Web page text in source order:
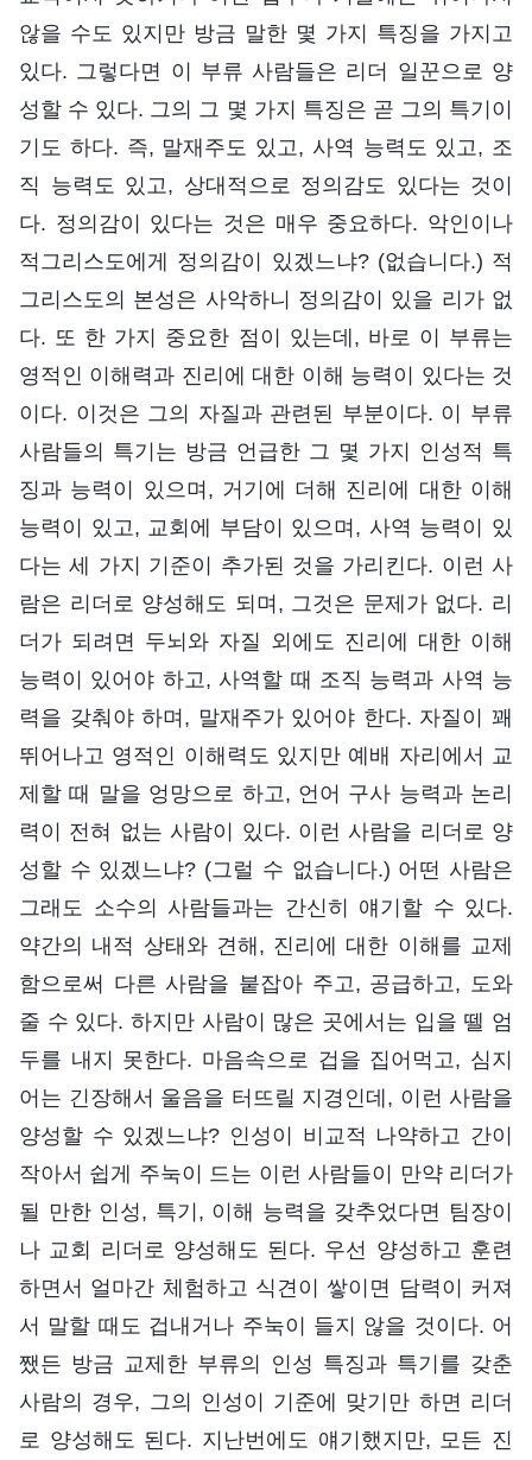
않을 수도 있지만 방금 말한 몇 가지 특징을 가지고
있다. 그렇다면 이 부류 사람들은 리더 일꾼으로 양
성할 수 있다. 그의 그 몇 가지 특징은 곧 그의 특기이
기도 하다. 즉, 말재주도 있고, 사역 능력도 있고, 조
직 능력도 있고, 상대적으로 정의감도 있다는 것이
다. 정의감이 있다는 것은 매우 중요하다. 악인이나
적그리스도에게 정의감이 있겠느냐? (없습니다.) 적
그리스도의 본성은 사악하니 정의감이 있을 리가 없
다. 또 한 가지 중요한 점이 있는데, 바로 이 부류는
영적인 이해력과 진리에 대한 이해 능력이 있다는 것
이다. 이것은 그의 자질과 관련된 부분이다. 이 부류
사람들의 특기는 방금 언급한 그 몇 가지 인성적 특
징과 능력이 있으며, 거기에 더해 진리에 대한 이해
능력이 있고, 교회에 부담이 있으며, 사역 능력이 있
다는 세 가지 기준이 추가된 것을 가리킨다. 이런 사
람은 리더로 양성해도 되며, 그것은 문제가 없다. 리
더가 되려면 두뇌와 자질 외에도 진리에 대한 이해
능력이 있어야 하고, 사역할 때 조직 능력과 사역 능
력을 갖춰야 하며, 말재주가 있어야 한다. 자질이 꽤
뛰어나고 영적인 이해력도 있지만 예배 자리에서 교
제할 때 말을 엉망으로 하고, 언어 구사 능력과 논리
력이 전혀 없는 사람이 있다. 이런 사람을 리더로 양
성할 수 있겠느냐? (그럴 수 없습니다.) 어떤 사람은
그래도 소수의 사람들과는 간신히 얘기할 수 있다.
약간의 내적 상태와 견해, 진리에 대한 이해를 교제
함으로써 다른 사람을 붙잡아 주고, 공급하고, 도와
줄 수 있다. 하지만 사람이 많은 곳에서는 입을 뗄 엄
두를 내지 못한다. 마음속으로 겁을 집어먹고, 심지
어는 긴장해서 울음을 터뜨릴 지경인데, 이런 사람을
양성할 수 있겠느냐? 인성이 비교적 나약하고 간이
작아서 쉽게 주눅이 드는 이런 사람들이 만약 리더가
될 만한 인성, 특기, 이해 능력을 갖추었다면 팀장이
나 교회 리더로 양성해도 된다. 우선 양성하고 훈련
하면서 얼마간 체험하고 식견이 쌓이면 담력이 커져
서 말할 때도 겁내거나 주눅이 들지 않을 것이다. 어
쨌든 방금 교제한 부류의 인성 특징과 특기를 갖춘
사람의 경우, 그의 인성이 기준에 맞기만 하면 리더
로 양성해도 된다. 지난번에도 얘기했지만, 모든 진